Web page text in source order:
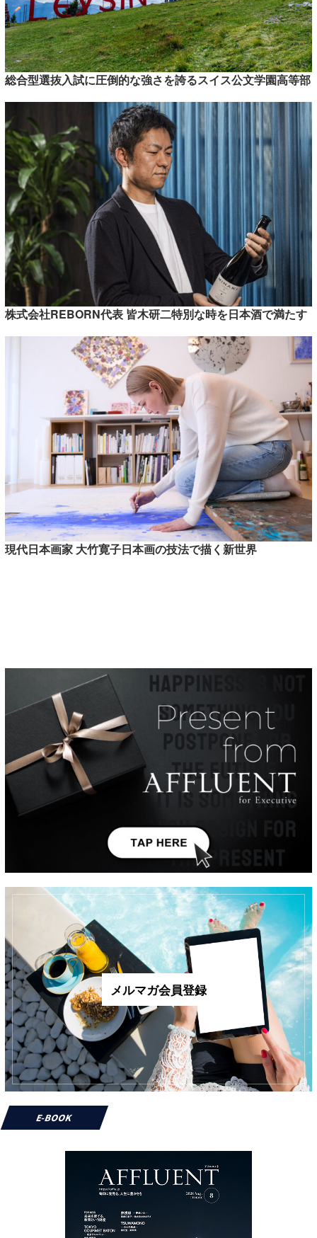
総合型選抜入試に圧倒的な強さを誇るスイス公文学園高等部
株式会社REBORN代表 皆木研二特別な時を日本酒で満たす
現代日本画家 大竹寛子日本画の技法で描く新世界
メルマガ会員登録
E-BOOK